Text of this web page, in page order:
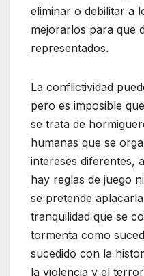
eliminar o debilitar a
mejorarlos para que
representados.
La conflictividad
pero es imposible
se trata de
humanas que se
intereses diferentes,
hay reglas de juego
se pretende
tranquilidad que se
tormenta como
sucedido con la
la violencia y el